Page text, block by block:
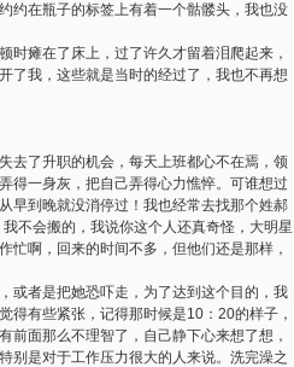
约在瓶子的标签上有着一个骷髅头，我也没
瘫在了床上，过了许久才留着泪爬起来，
了我，这些就是当时的经过了，我也不再想
了升职的机会，每天上班都心不在焉，领
得一身灰，把自己弄得心力憔悴。可谁想过
早到晚就没消停过！我也经常去找那个姓郝
不会搬的，我说你这个人还真奇怪，大明星
忙啊，回来的时间不多，但他们还是那样，
者是把她恐吓走，为了达到这个目的，我
得有些紧张，记得那时候是10：20的样子，
前面那么不理智了，自己静下心来想了想，
别是对于工作压力很大的人来说。洗完澡之